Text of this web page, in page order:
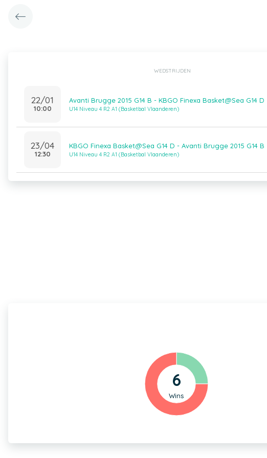
WEDSTRIJDEN
22/01
10:00
Avanti Brugge 2015 G14 B - KBGO Finexa Basket@Sea G14 D
U14 Niveau 4 R2 A1 (Basketbal Vlaanderen)
23/04
12:30
KBGO Finexa Basket@Sea G14 D - Avanti Brugge 2015 G14 B
U14 Niveau 4 R2 A1 (Basketbal Vlaanderen)
6
Wins